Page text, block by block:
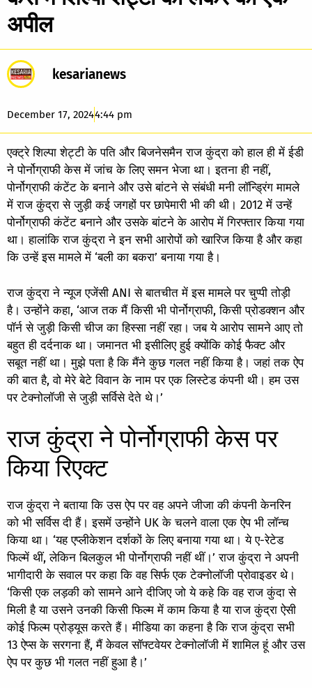
अपील
kesarianews
December 17, 20244:44 pm
एक्ट्रे शिल्पा शेट्टी के पति और बिजनेसमैन राज कुंद्रा को हाल ही में ईडी
ने पोर्नोग्राफी केस में जांच के लिए समन भेजा था। इतना ही नहीं,
पोर्नोग्राफी कंटेंट के बनाने और उसे बांटने से संबंधी मनी लॉन्ड्रिंग मामले
में राज कुंद्रा से जुड़ी कई जगहों पर छापेमारी भी की थी। 2012 में उन्हें
पोर्नोग्राफी कंटेंट बनाने और उसके बांटने के आरोप में गिरफ्तार किया गया
था। हालांकि राज कुंद्रा ने इन सभी आरोपों को खारिज किया है और कहा
कि उन्हें इस मामले में ‘बली का बकरा’ बनाया गया है।
राज कुंद्रा ने न्यूज एजेंसी ANI से बातचीत में इस मामले पर चुप्पी तोड़ी
है। उन्होंने कहा, ‘आज तक मैं किसी भी पोर्नोग्राफी, किसी प्रोडक्शन और
पॉर्न से जुड़ी किसी चीज का हिस्सा नहीं रहा। जब ये आरोप सामने आए तो
बहुत ही दर्दनाक था। जमानत भी इसीलिए हुई क्योंकि कोई फैक्ट और
सबूत नहीं था। मुझे पता है कि मैंने कुछ गलत नहीं किया है। जहां तक ऐप
की बात है, वो मेरे बेटे विवान के नाम पर एक लिस्टेड कंपनी थी। हम उस
पर टेक्नोलॉजी से जुड़ी सर्विसे देते थे।’
राज कुंद्रा ने पोर्नोग्राफी केस पर
किया रिएक्ट
राज कुंद्रा ने बताया कि उस ऐप पर वह अपने जीजा की कंपनी केनरिन
को भी सर्विस दी हैं। इसमें उन्होंने UK के चलने वाला एक ऐप भी लॉन्च
किया था। ‘यह एप्लीकेशन दर्शकों के लिए बनाया गया था। ये ए-रेटेड
फिल्में थीं, लेकिन बिलकुल भी पोर्नोग्राफी नहीं थीं।’ राज कुंद्रा ने अपनी
भागीदारी के सवाल पर कहा कि वह सिर्फ एक टेक्नोलॉजी प्रोवाइडर थे।
‘किसी एक लड़की को सामने आने दीजिए जो ये कहे कि वह राज कुंदा से
मिली है या उसने उनकी किसी फिल्म में काम किया है या राज कुंद्रा ऐसी
कोई फिल्म प्रोड्यूस करते हैं। मीडिया का कहना है कि राज कुंद्रा सभी
13 ऐप्स के सरगना हैं, मैं केवल सॉफ्टवेयर टेक्नोलॉजी में शामिल हूं और उस
ऐप पर कुछ भी गलत नहीं हुआ है।’